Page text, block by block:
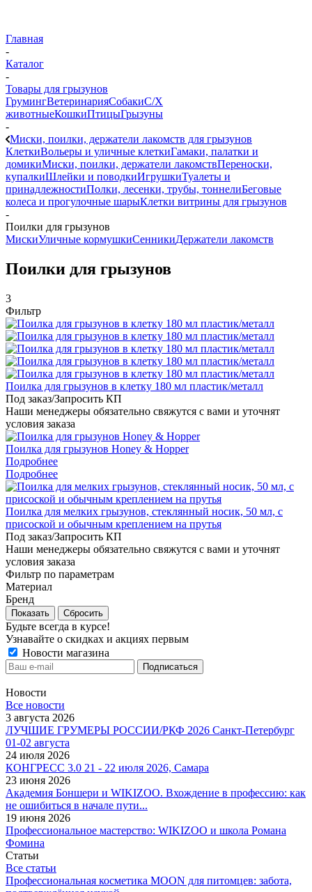
Главная
-
Каталог
-
Товары для грызунов
ГрумингВетеринарияСобакиС/Х
животныеКошкиПтицыГрызуны
-
Миски, поилки, держатели лакомств для грызунов
КлеткиВольеры и уличные клеткиГамаки, палатки и
домикиМиски, поилки, держатели лакомствПереноски,
купалкиШлейки и поводкиИгрушкиТуалеты и
принадлежностиПолки, лесенки, трубы, тоннелиБеговые
колеса и прогулочные шарыКлетки витрины для грызунов
-
Поилки для грызунов
МискиУличные кормушкиСенникиДержатели лакомств
Поилки для грызунов
3
Фильтр
Поилка для грызунов в клетку 180 мл пластик/металл
Под заказ/Запросить КП
Наши менеджеры обязательно свяжутся с вами и уточнят
условия заказа
Поилка для грызунов Honey & Hopper
Подробнее
Подробнее
Поилка для мелких грызунов, стеклянный носик, 50 мл, с
присоской и обычным креплением на прутья
Под заказ/Запросить КП
Наши менеджеры обязательно свяжутся с вами и уточнят
условия заказа
Фильтр по параметрам
Материал
Бренд
Сбросить
Будьте всегда в курсе!
Узнавайте о скидках и акциях первым
Новости магазина
Новости
Все новости
3 августа 2026
ЛУЧШИЕ ГРУМЕРЫ РОССИИ/РКФ 2026 Санкт-Петербург
01-02 августа
24 июля 2026
КОНГРЕСС 3.0 21 - 22 июля 2026, Самара
23 июня 2026
Академия Боншери и WIKIZOO. Вхождение в профессию: как
не ошибиться в начале пути...
19 июня 2026
Профессиональное мастерство: WIKIZOO и школа Романа
Фомина
Статьи
Все статьи
Профессиональная косметика MOON для питомцев: забота,